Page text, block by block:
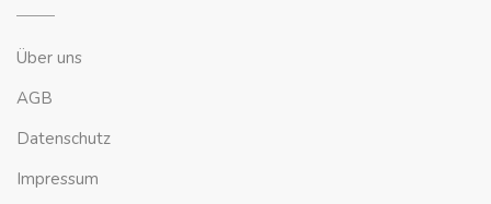
Über uns
AGB
Datenschutz
Impressum